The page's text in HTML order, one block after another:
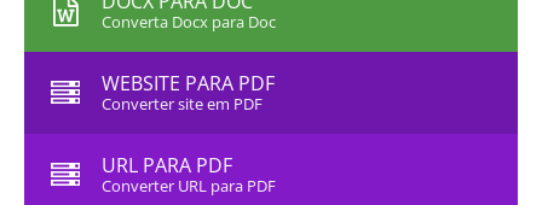
Converta Docx para Doc
WEBSITE PARA PDF
Converter site em PDF
URL PARA PDF
Converter URL para PDF